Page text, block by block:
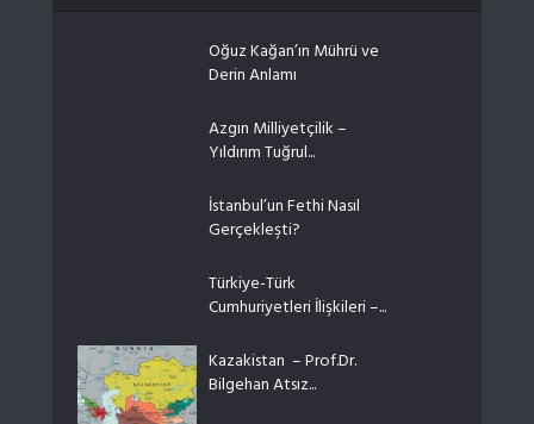
Oğuz Kağan’ın Mührü ve
Derin Anlamı
Azgın Milliyetçilik –
Yıldırım Tuğrul...
İstanbul’un Fethi Nasıl
Gerçekleşti?
Türkiye-Türk
Cumhuriyetleri İlişkileri –...
Kazakistan – Prof.Dr.
Bilgehan Atsız...